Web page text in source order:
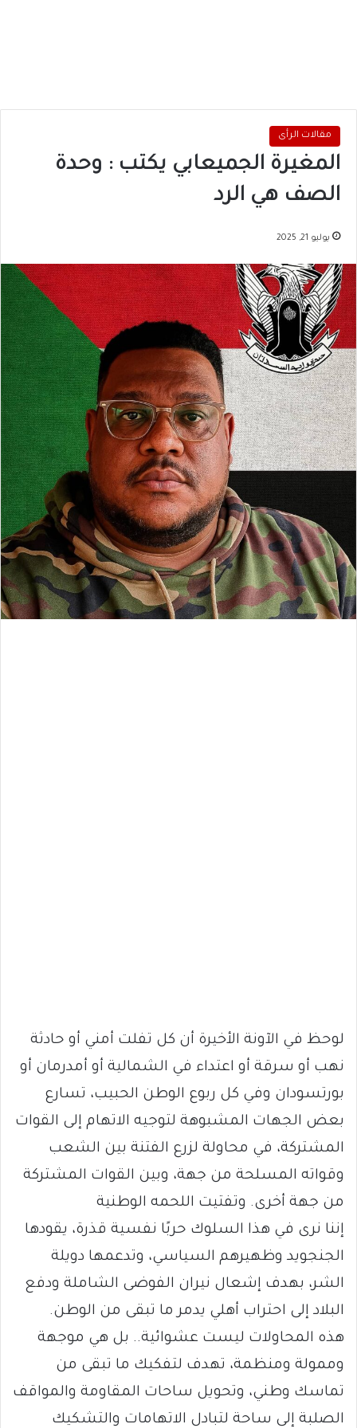
مقالات الرأى
المغيرة الجميعابي يكتب : وحدة
الصف هي الرد
يوليو 21, 2025
لوحظ في الآونة الأخيرة أن كل تفلت أمني أو حادثة
نهب أو سرقة أو اعتداء في الشمالية أو أمدرمان أو
بورتسودان وفي كل ربوع الوطن الحبيب، تسارع
بعض الجهات المشبوهة لتوجيه الاتهام إلى القوات
المشتركة، في محاولة لزرع الفتنة بين الشعب
وقواته المسلحة من جهة، وبين القوات المشتركة
من جهة أخرى. وتفتيت اللحمه الوطنية
إننا نرى في هذا السلوك حربًا نفسية قذرة، يقودها
الجنجويد وظهيرهم السياسي، وتدعمها دويلة
الشر، بهدف إشعال نيران الفوضى الشاملة ودفع
البلاد إلى احتراب أهلي يدمر ما تبقى من الوطن.
هذه المحاولات ليست عشوائية.. بل هي موجهة
وممولة ومنظمة، تهدف لتفكيك ما تبقى من
تماسك وطني، وتحويل ساحات المقاومة والمواقف
الصلبة إلى ساحة لتبادل الاتهامات والتشكيك